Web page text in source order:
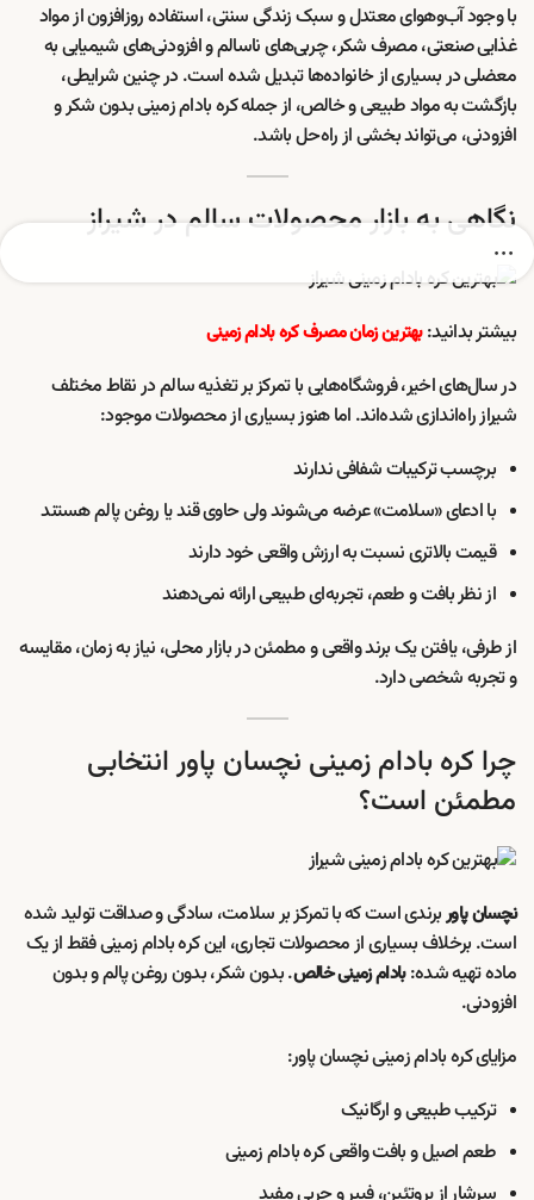
با وجود آب‌وهوای معتدل و سبک زندگی سنتی، استفاده روزافزون از مواد
غذایی صنعتی، مصرف شکر، چربی‌های ناسالم و افزودنی‌های شیمیایی به
معضلی در بسیاری از خانواده‌ها تبدیل شده است. در چنین شرایطی،
بازگشت به مواد طبیعی و خالص، از جمله کره بادام زمینی بدون شکر و
افزودنی، می‌تواند بخشی از راه‌حل باشد.
نگاهی به بازار محصولات سالم در شیراز
بیشتر بدانید:بهترین زمان مصرف کره بادام زمینی
در سال‌های اخیر، فروشگاه‌هایی با تمرکز بر تغذیه سالم در نقاط مختلف
شیراز راه‌اندازی شده‌اند. اما هنوز بسیاری از محصولات موجود:
برچسب ترکیبات شفافی ندارند
با ادعای «سلامت» عرضه می‌شوند ولی حاوی قند یا روغن پالم هستند
قیمت بالاتری نسبت به ارزش واقعی خود دارند
از نظر بافت و طعم، تجربه‌ای طبیعی ارائه نمی‌دهند
از طرفی، یافتن یک برند واقعی و مطمئن در بازار محلی، نیاز به زمان، مقایسه
و تجربه شخصی دارد.
چرا کره بادام زمینی نچسان پاور انتخابی
مطمئن است؟
نچسان پاوربرندی است که با تمرکز بر سلامت، سادگی و صداقت تولید شده
است. برخلاف بسیاری از محصولات تجاری، این کره بادام زمینی فقط از یک
ماده تهیه شده:بادام زمینی خالص. بدون شکر، بدون روغن پالم و بدون
افزودنی.
مزایای کره بادام زمینی نچسان پاور:
ترکیب طبیعی و ارگانیک
طعم اصیل و بافت واقعی کره بادام زمینی